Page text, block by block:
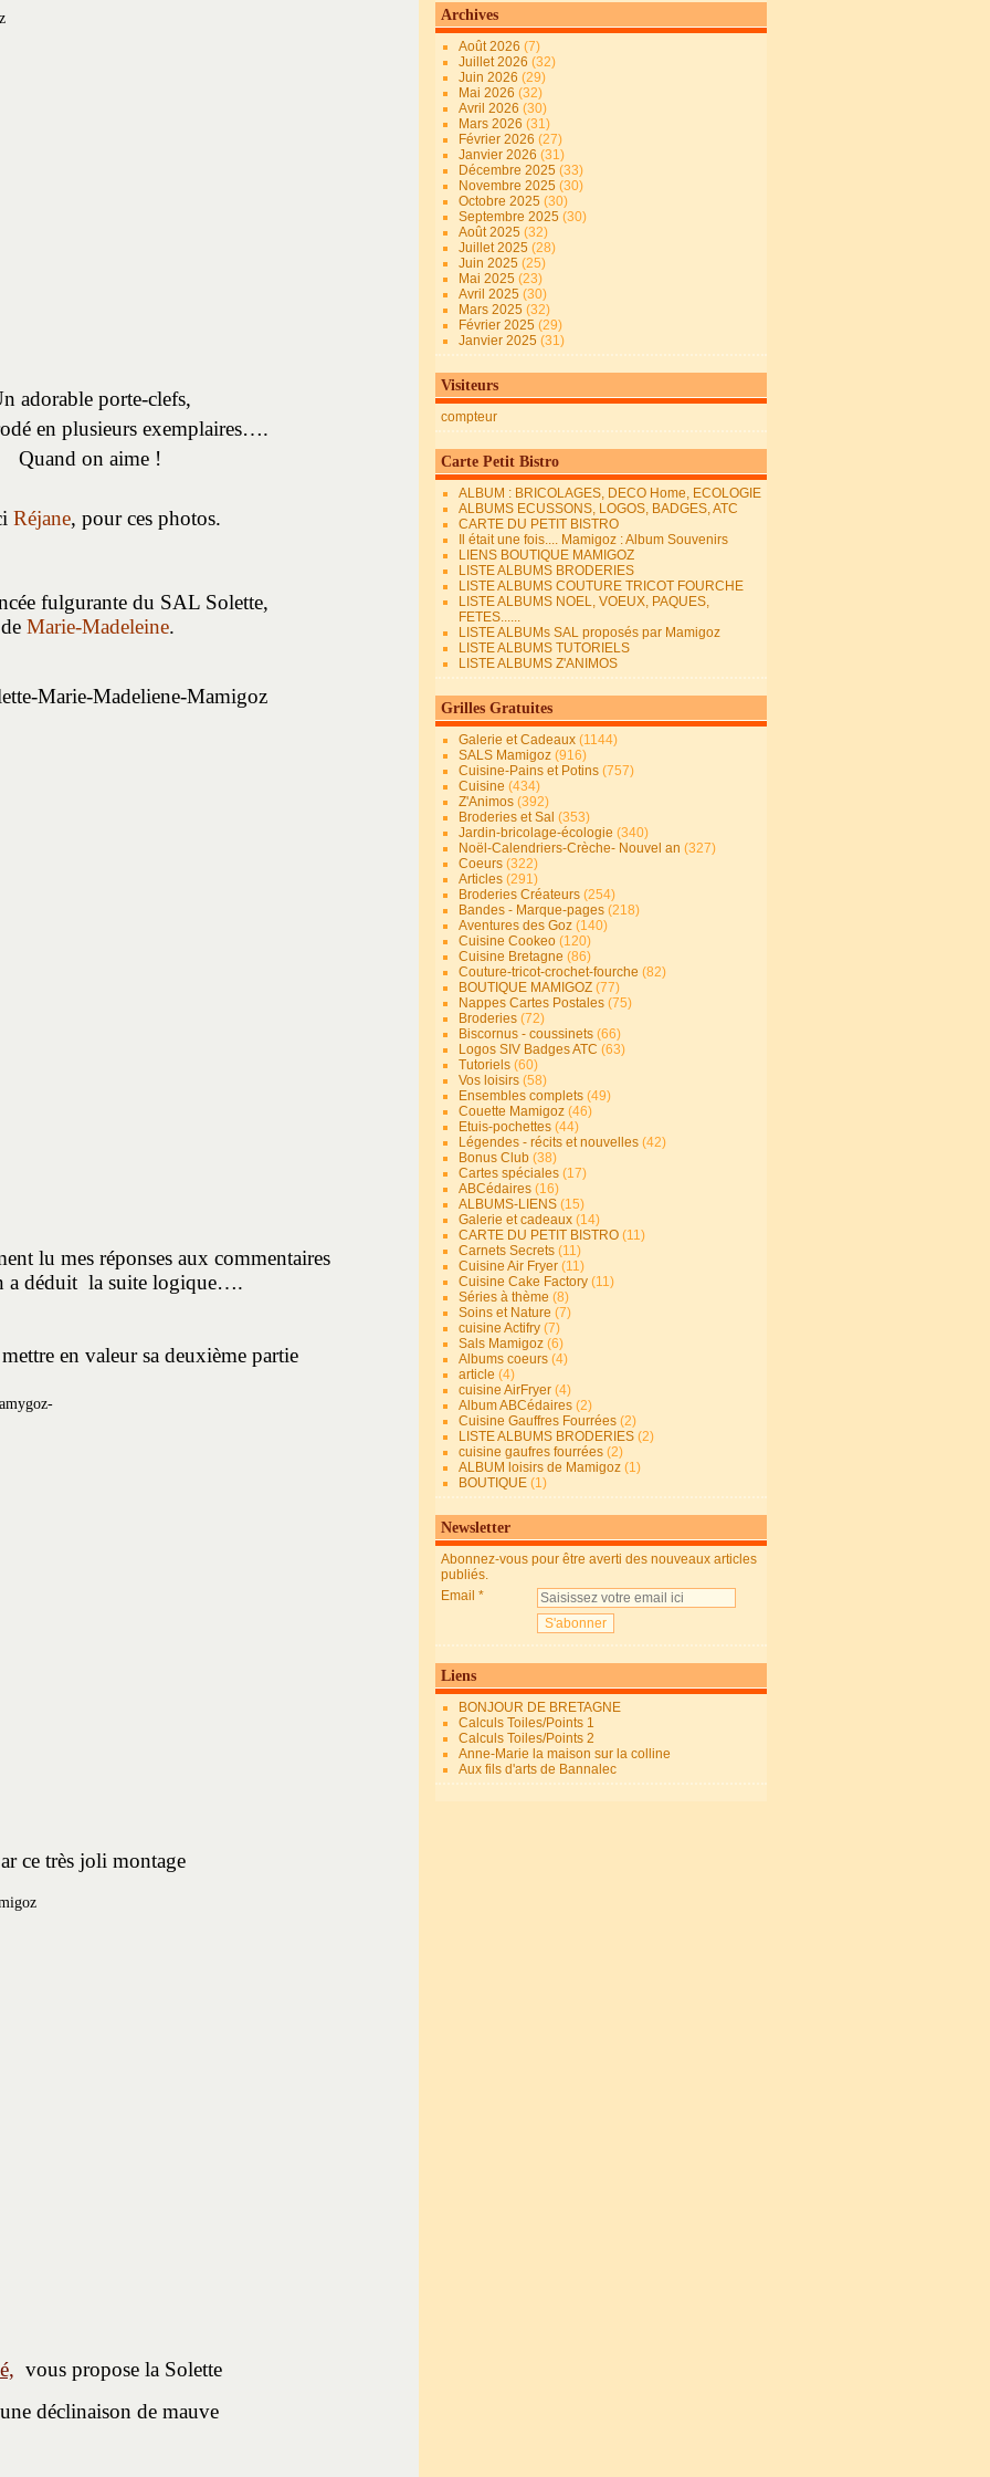
adorable porte-clefs,
en plusieurs exemplaires….
Quand on aime !
Réjane, pour ces photos.
fulgurante du SAL Solette,
de Marie-Madeleine.
lu mes réponses aux commentaires
a déduit la suite logique….
en valeur sa deuxième partie
ce très joli montage
vous propose la Solette
déclinaison de mauve
Archives
Août 2026 (7)
Juillet 2026 (32)
Juin 2026 (29)
Mai 2026 (32)
Avril 2026 (30)
Mars 2026 (31)
Février 2026 (27)
Janvier 2026 (31)
Décembre 2025 (33)
Novembre 2025 (30)
Octobre 2025 (30)
Septembre 2025 (30)
Août 2025 (32)
Juillet 2025 (28)
Juin 2025 (25)
Mai 2025 (23)
Avril 2025 (30)
Mars 2025 (32)
Février 2025 (29)
Janvier 2025 (31)
Visiteurs
compteur
Carte Petit Bistro
ALBUM : BRICOLAGES, DECO Home, ECOLOGIE
ALBUMS ECUSSONS, LOGOS, BADGES, ATC
CARTE DU PETIT BISTRO
Il était une fois.... Mamigoz : Album Souvenirs
LIENS BOUTIQUE MAMIGOZ
LISTE ALBUMS BRODERIES
LISTE ALBUMS COUTURE TRICOT FOURCHE
LISTE ALBUMS NOEL, VOEUX, PAQUES,
FETES......
LISTE ALBUMs SAL proposés par Mamigoz
LISTE ALBUMS TUTORIELS
LISTE ALBUMS Z'ANIMOS
Grilles Gratuites
Galerie et Cadeaux (1144)
SALS Mamigoz (916)
Cuisine-Pains et Potins (757)
Cuisine (434)
Z'Animos (392)
Broderies et Sal (353)
Jardin-bricolage-écologie (340)
Noël-Calendriers-Crèche- Nouvel an (327)
Coeurs (322)
Articles (291)
Broderies Créateurs (254)
Bandes - Marque-pages (218)
Aventures des Goz (140)
Cuisine Cookeo (120)
Cuisine Bretagne (86)
Couture-tricot-crochet-fourche (82)
BOUTIQUE MAMIGOZ (77)
Nappes Cartes Postales (75)
Broderies (72)
Biscornus - coussinets (66)
Logos SIV Badges ATC (63)
Tutoriels (60)
Vos loisirs (58)
Ensembles complets (49)
Couette Mamigoz (46)
Etuis-pochettes (44)
Légendes - récits et nouvelles (42)
Bonus Club (38)
Cartes spéciales (17)
ABCédaires (16)
ALBUMS-LIENS (15)
Galerie et cadeaux (14)
CARTE DU PETIT BISTRO (11)
Carnets Secrets (11)
Cuisine Air Fryer (11)
Cuisine Cake Factory (11)
Séries à thème (8)
Soins et Nature (7)
cuisine Actifry (7)
Sals Mamigoz (6)
Albums coeurs (4)
article (4)
cuisine AirFryer (4)
Album ABCédaires (2)
Cuisine Gauffres Fourrées (2)
LISTE ALBUMS BRODERIES (2)
cuisine gaufres fourrées (2)
ALBUM loisirs de Mamigoz (1)
BOUTIQUE (1)
Newsletter
Abonnez-vous pour être averti des nouveaux articles
publiés.
Email
Liens
BONJOUR DE BRETAGNE
Calculs Toiles/Points 1
Calculs Toiles/Points 2
Anne-Marie la maison sur la colline
Aux fils d'arts de Bannalec